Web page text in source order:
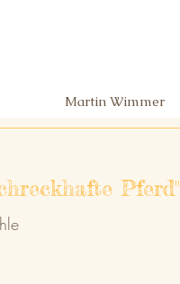
Martin Wimmer
Pferd"